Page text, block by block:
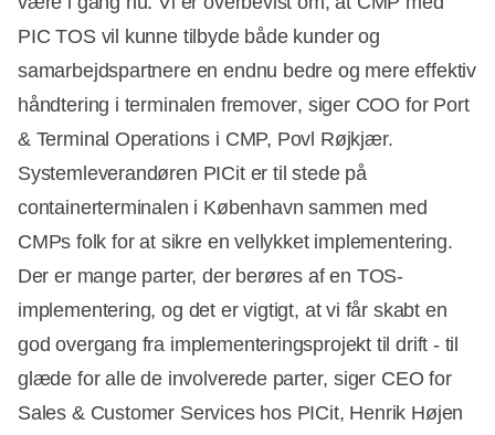
PIC TOS vil kunne tilbyde både kunder og
samarbejdspartnere en endnu bedre og mere effektiv
håndtering i terminalen fremover, siger COO for Port
& Terminal Operations i CMP, Povl Røjkjær.
Systemleverandøren PICit er til stede på
containerterminalen i København sammen med
CMPs folk for at sikre en vellykket implementering.
Der er mange parter, der berøres af en TOS-
implementering, og det er vigtigt, at vi får skabt en
god overgang fra implementeringsprojekt til drift - til
glæde for alle de involverede parter, siger CEO for
Sales & Customer Services hos PICit, Henrik Højen